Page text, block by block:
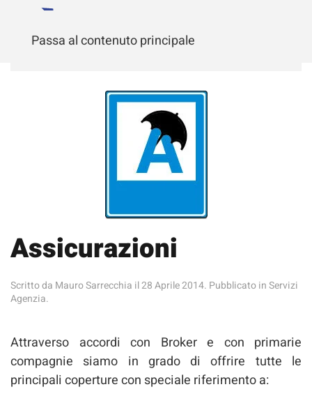
Passa al contenuto principale
Assicurazioni
Scritto da Mauro Sarrecchia il28 Aprile 2014. Pubblicato inServizi
Agenzia.
Attraverso accordi con Broker e con primarie
compagnie siamo in grado di offrire tutte le
principali coperture con speciale riferimento a: